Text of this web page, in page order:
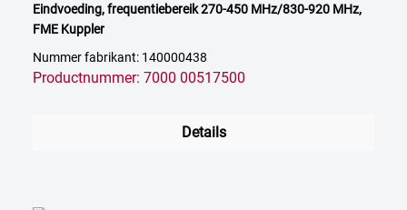
Eindvoeding, frequentiebereik 270-450 MHz/830-920 MHz,
FME Kuppler
Nummer fabrikant: 140000438
Productnummer: 7000 00517500
Details